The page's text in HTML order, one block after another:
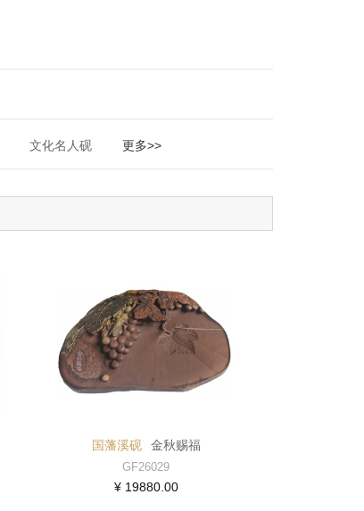
文化名人砚 更多>>
国藩溪砚 金秋赐福
GF26029
¥ 19880.00